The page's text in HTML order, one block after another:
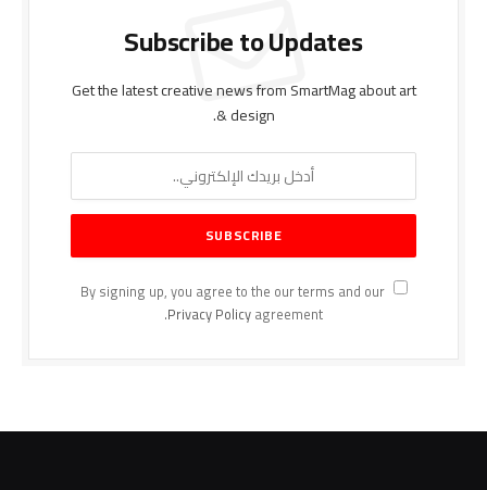
Subscribe to Updates
Get the latest creative news from SmartMag about art
& design.
By signing up, you agree to the our terms and our
Privacy Policyagreement.